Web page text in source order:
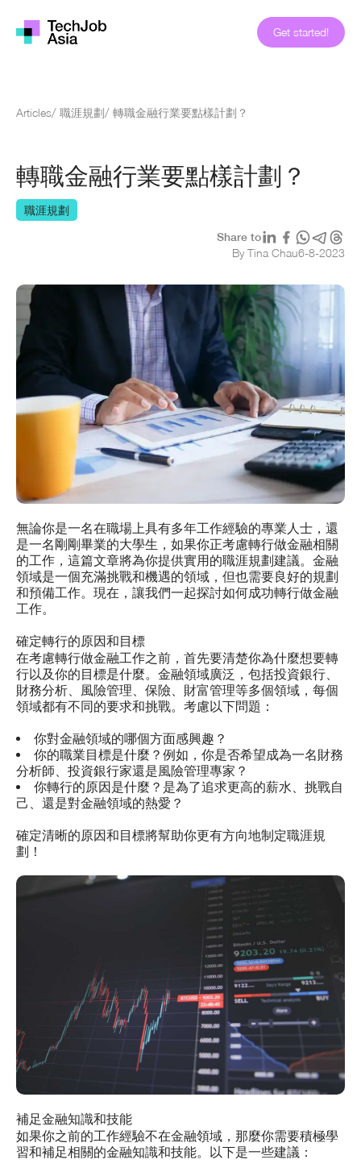
Get started!
Articles/ 職涯規劃/ 轉職金融行業要點樣計劃？
轉職金融行業要點樣計劃？
職涯規劃
Share to
By Tina Chau6-8-2023
無論你是一名在職場上具有多年工作經驗的專業人士，還
是一名剛剛畢業的大學生，如果你正考慮轉行做金融相關
的工作，這篇文章將為你提供實用的職涯規劃建議。金融
領域是一個充滿挑戰和機遇的領域，但也需要良好的規劃
和預備工作。現在，讓我們一起探討如何成功轉行做金融
工作。
確定轉行的原因和目標
在考慮轉行做金融工作之前，首先要清楚你為什麼想要轉
行以及你的目標是什麼。金融領域廣泛，包括投資銀行、
財務分析、風險管理、保險、財富管理等多個領域，每個
領域都有不同的要求和挑戰。考慮以下問題：
你對金融領域的哪個方面感興趣？
你的職業目標是什麼？例如，你是否希望成為一名財務
分析師、投資銀行家還是風險管理專家？
你轉行的原因是什麼？是為了追求更高的薪水、挑戰自
己、還是對金融領域的熱愛？
確定清晰的原因和目標將幫助你更有方向地制定職涯規
劃！
補足金融知識和技能
如果你之前的工作經驗不在金融領域，那麼你需要積極學
習和補足相關的金融知識和技能。以下是一些建議：